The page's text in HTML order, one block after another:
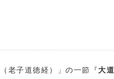
（老子道徳経）」の一節『大